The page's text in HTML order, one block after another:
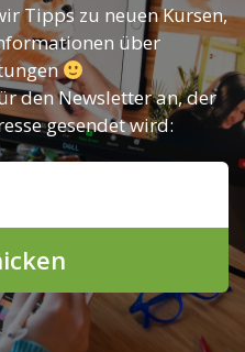
Tipps zu neuen Kursen,
über
den Newsletter an, der
gesendet wird: